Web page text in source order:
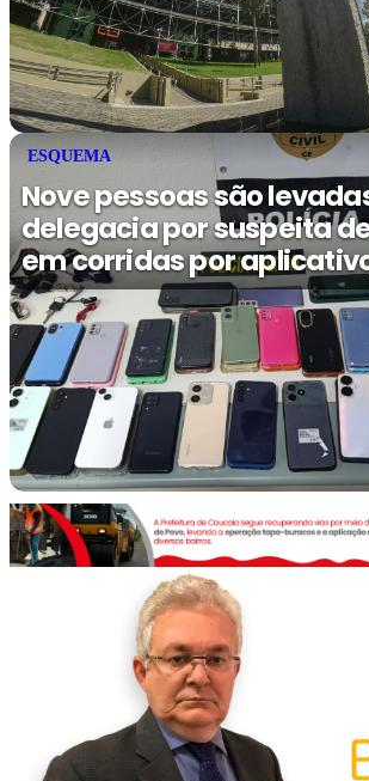
ESQUEMA
Nove pessoas são
delegacia por suspeita
em corridas por